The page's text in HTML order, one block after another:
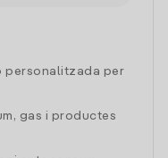
personalitzada per
gas i productes